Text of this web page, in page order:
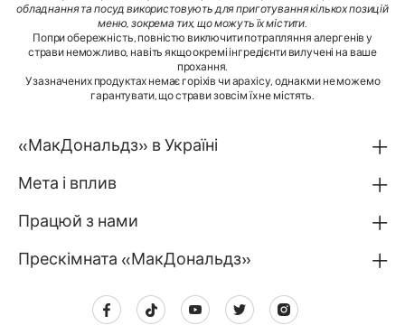
обладнання та посуд використовують для приготування кількох позицій
меню, зокрема тих, що можуть їх містити.
Попри обережність, повністю виключити потрапляння алергенів у
страви неможливо, навіть якщо окремі інгредієнти вилучені на ваше
прохання.
У зазначених продуктах немає горіхів чи арахісу, однак ми не можемо
гарантувати, що страви зовсім їх не містять.
«МакДональдз» в Україні
Мета і вплив
Працюй з нами
Прескімната «МакДональдз»